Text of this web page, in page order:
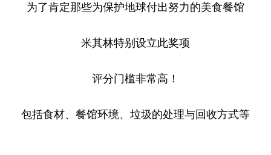
为了肯定那些为保护地球付出努力的美食餐馆
米其林特别设立此奖项
评分门槛非常高！
包括食材、餐馆环境、垃圾的处理与回收方式等